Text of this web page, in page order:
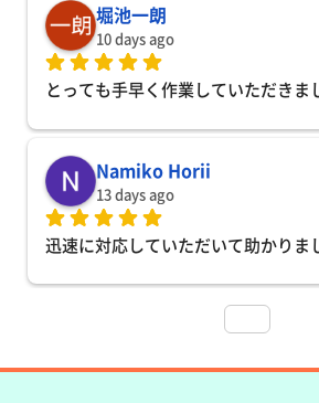
堀池一朗
10 days ago
とっても手早く作業していただきま
Namiko Horii
13 days ago
迅速に対応していただいて助かりま